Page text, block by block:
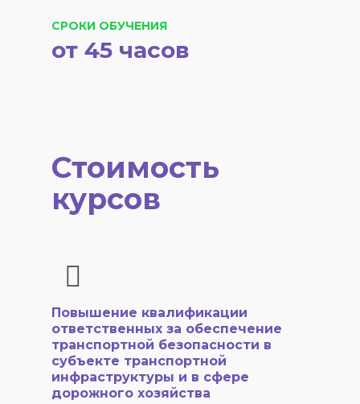
СРОКИ ОБУЧЕНИЯ
от 45 часов
Стоимость
курсов
Повышение квалификации
ответственных за обеспечение
транспортной безопасности в
субъекте транспортной
инфраструктуры и в сфере
дорожного хозяйства